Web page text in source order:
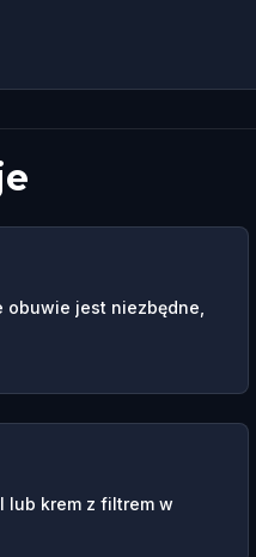
obuwie jest niezbędne,
lub krem z filtrem w